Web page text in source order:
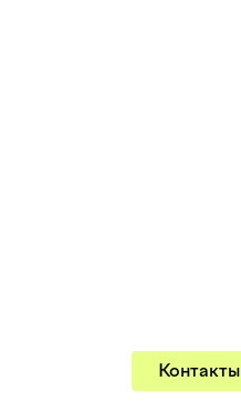
Контакты